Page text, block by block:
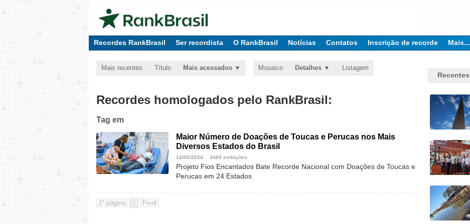
Recordes RankBrasil Ser recordista O RankBrasil Notícias Contatos Inscrição de recorde Mais...
Mais recentes Título Mais acessados Mosaico Detalhes Listagem
Recordes homologados pelo RankBrasil:
Tag em
Maior Número de Doações de Toucas e Perucas nos Mais
Diversos Estados do Brasil
14/05/2024 3469 exibições
Projeto Fios Encantados Bate Recorde Nacional com Doações de Toucas e
Perucas em 24 Estados
Recentes